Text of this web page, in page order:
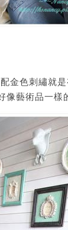
金色刺繡就
像藝術品一樣